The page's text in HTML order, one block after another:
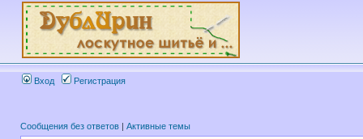
Вход Регистрация
Сообщения без ответов | Активные темы